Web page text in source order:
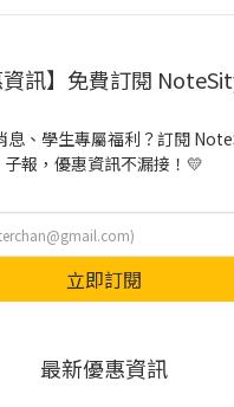
資訊】免費訂閱
息、學生專屬福利？訂閱
子報，優惠資訊不漏接！💛
立即訂閱
最新優惠資訊